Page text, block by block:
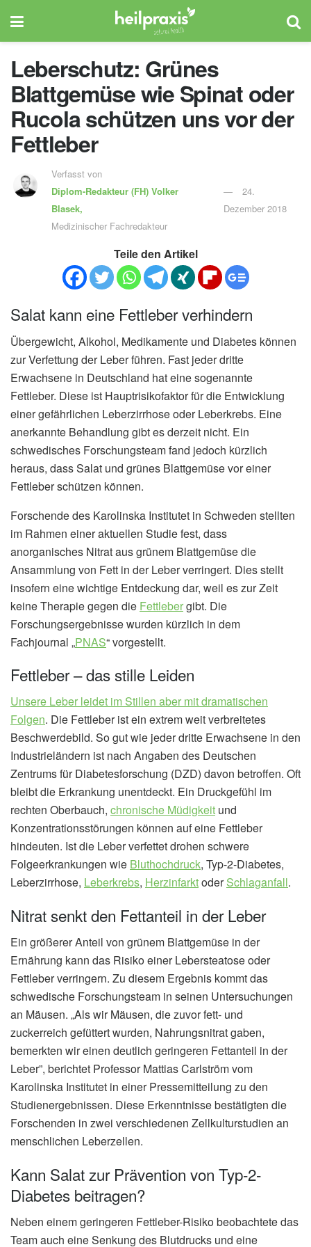
Leberschutz: Grünes
Blattgemüse wie Spinat oder
Rucola schützen uns vor der
Fettleber
Verfasst von
Diplom-Redakteur (FH)Volker
Blasek,
Medizinischer Fachredakteur
24.
Dezember 2018
Teile den Artikel
Salat kann eine Fettleber verhindern
Übergewicht, Alkohol, Medikamente und Diabetes können
zur Verfettung der Leber führen. Fast jeder dritte
Erwachsene in Deutschland hat eine sogenannte
Fettleber. Diese ist Hauptrisikofaktor für die Entwicklung
einer gefährlichen Leberzirrhose oder Leberkrebs. Eine
anerkannte Behandlung gibt es derzeit nicht. Ein
schwedisches Forschungsteam fand jedoch kürzlich
heraus, dass Salat und grünes Blattgemüse vor einer
Fettleber schützen können.
Forschende des Karolinska Institutet in Schweden stellten
im Rahmen einer aktuellen Studie fest, dass
anorganisches Nitrat aus grünem Blattgemüse die
Ansammlung von Fett in der Leber verringert. Dies stellt
insofern eine wichtige Entdeckung dar, weil es zur Zeit
keine Therapie gegen die Fettlebergibt. Die
Forschungsergebnisse wurden kürzlich in dem
Fachjournal „PNAS“ vorgestellt.
Fettleber – das stille Leiden
Unsere Leber leidet im Stillen aber mit dramatischen
Folgen. Die Fettleber ist ein extrem weit verbreitetes
Beschwerdebild. So gut wie jeder dritte Erwachsene in den
Industrieländern ist nach Angaben des Deutschen
Zentrums für Diabetesforschung (DZD) davon betroffen. Oft
bleibt die Erkrankung unentdeckt. Ein Druckgefühl im
rechten Oberbauch, chronische Müdigkeit und
Konzentrationsstörungen können auf eine Fettleber
hindeuten. Ist die Leber verfettet drohen schwere
Folgeerkrankungen wie Bluthochdruck, Typ-2-Diabetes,
Leberzirrhose, Leberkrebs, HerzinfarktoderSchlaganfall.
Nitrat senkt den Fettanteil in der Leber
Ein größerer Anteil von grünem Blattgemüse in der
Ernährung kann das Risiko einer Lebersteatose oder
Fettleber verringern. Zu diesem Ergebnis kommt das
schwedische Forschungsteam in seinen Untersuchungen
an Mäusen. „Als wir Mäusen, die zuvor fett- und
zuckerreich gefüttert wurden, Nahrungsnitrat gaben,
bemerkten wir einen deutlich geringeren Fettanteil in der
Leber”, berichtet Professor Mattias Carlström vom
Karolinska Institutet in einer Pressemitteilung zu den
Studienergebnissen. Diese Erkenntnisse bestätigten die
Forschenden in zwei verschiedenen Zellkulturstudien an
menschlichen Leberzellen.
Kann Salat zur Prävention von Typ-2-
Diabetes beitragen?
Neben einem geringeren Fettleber-Risiko beobachtete das
Team auch eine Senkung des Blutdrucks und eine